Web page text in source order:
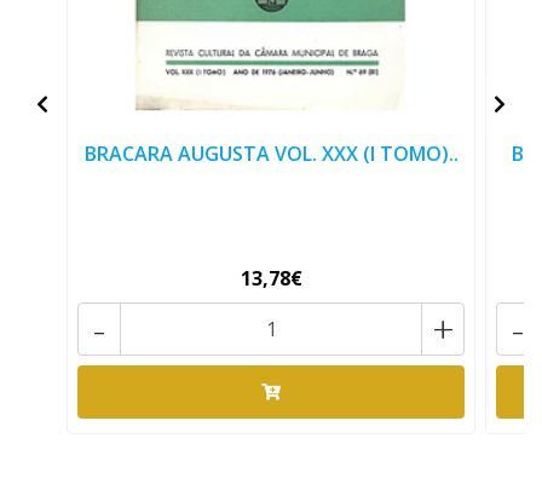
BRACARA AUGUSTA VOL. XXX (I TOMO)..
13,78€
+
- -